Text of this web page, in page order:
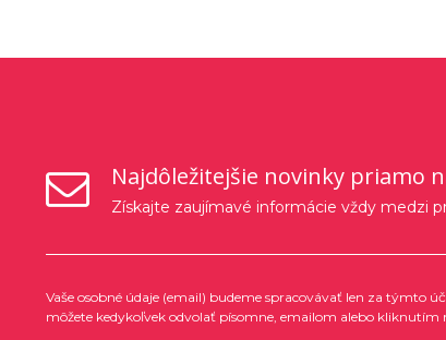
Najdôležitejšie novinky priamo
Získajte zaujímavé informácie vždy medzi
Vaše osobné údaje (email) budeme spracovávať len za týmto
môžete kedykoľvek odvolať písomne, emailom alebo